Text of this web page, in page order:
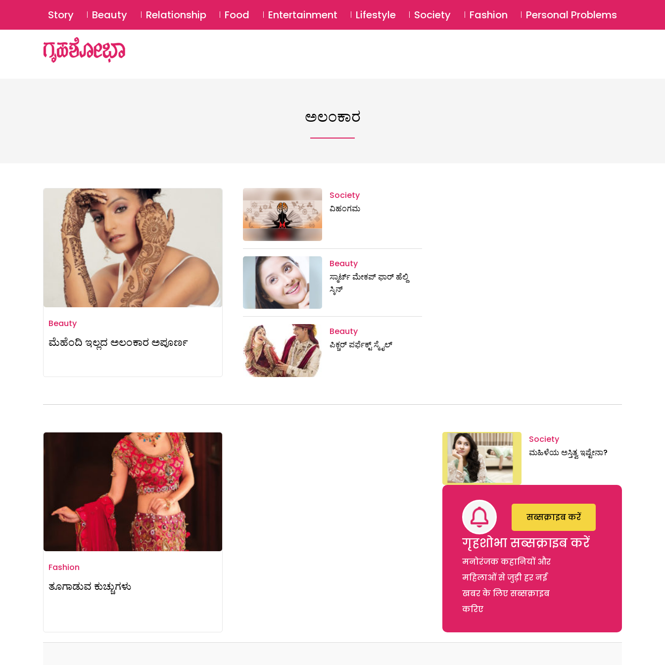
SUBSCRIBE Login ⚲
Story Beauty Relationship Food Entertainment Lifestyle Society Fashion Personal Problems
ಅಲಂಕಾರ
Beauty
ಮೆಹೆಂದಿ ಇಲ್ಲದ ಅಲಂಕಾರ ಅಪೂರ್ಣ
Society
ವಿಹಂಗಮ
Beauty
ಸ್ಮಾರ್ಟ್ ಮೇಕಪ್ ಫಾರ್ ಹೆಲ್ದಿ
ಸ್ಕಿನ್
Beauty
ಪಿಕ್ಚರ್ ಪರ್ಫೆಕ್ಟ್ ಸ್ಮೈಲ್
Fashion
ತೂಗಾಡುವ ಕುಚ್ಚುಗಳು
Society
ಮಹಿಳೆಯ ಅಸ್ತಿತ್ವ ಇಷ್ಟೇನಾ?
गृहशोभा सब्सक्राइब करें
मनोरंजक कहानियों और
महिलाओं से जुड़ी हर नई
खबर के लिए सब्सक्राइब
करिए
सब्सक्राइब करें